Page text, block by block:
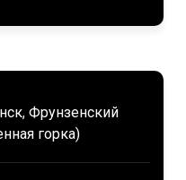
Фрунзенский
горка)